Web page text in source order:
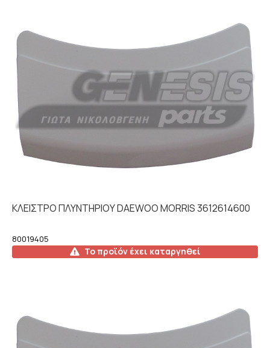
ΚΛΕΙΣΤΡΟ ΠΛΥΝΤΗΡΙΟΥ DAEWOO MORRIS 3612614600
80019405
Το προϊόν έχει καταργηθεί Λεπτομέρειες